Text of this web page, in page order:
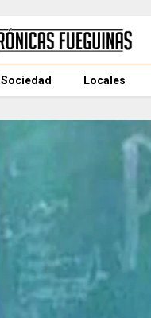
Sociedad Locales